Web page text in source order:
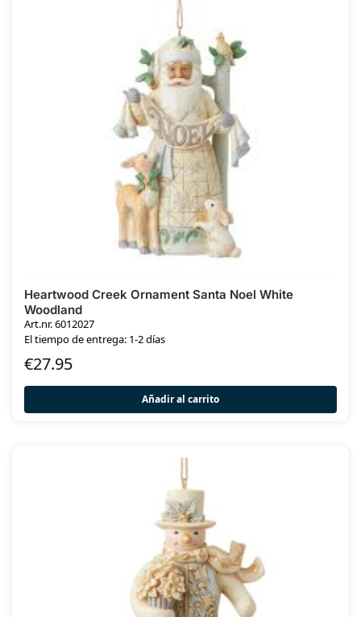
Heartwood Creek Ornament Santa Noel White
Woodland
Art.nr. 6012027
El tiempo de entrega: 1-2 días
€27.95
Añadir al carrito